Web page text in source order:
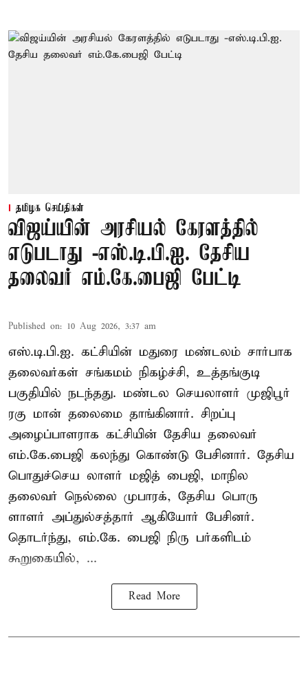
தமிழக செய்திகள்
விஜய்யின் அரசியல் கேரளத்தில்
எடுபடாது -எஸ்.டி.பி.ஐ. தேசிய
தலைவர் எம்.கே.பைஜி பேட்டி
Published on: 10 Aug 2026, 3:37 am
எஸ்.டி.பி.ஐ. கட்சியின் மதுரை மண்டலம் சார்பாக
தலைவர்கள் சங்கமம் நிகழ்ச்சி, உத்தங்குடி
பகுதியில் நடந்தது. மண்டல செயலாளர் முஜிபூர்
ரகு மான் தலைமை தாங்கினார். சிறப்பு
அழைப்பாளராக கட்சியின் தேசிய தலைவர்
எம்.கே.பைஜி கலந்து கொண்டு பேசினார். தேசிய
பொதுச்செய லாளர் மஜித் பைஜி, மாநில
தலைவர் நெல்லை முபாரக், தேசிய பொரு
ளாளர் அப்துல்சத்தார் ஆகியோர் பேசினர்.
தொடர்ந்து, எம்.கே. பைஜி நிரு பர்களிடம்
கூறுகையில், ...
Read More